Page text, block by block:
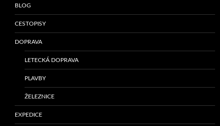
BLOG
CESTOPISY
DOPRAVA
LETECKÁ DOPRAVA
PLAVBY
ŽELEZNICE
EXPEDICE